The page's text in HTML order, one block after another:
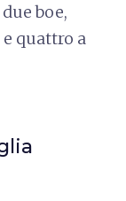
boe,
quattro a